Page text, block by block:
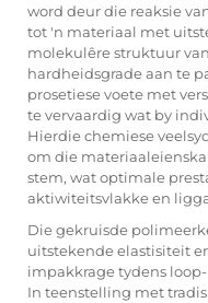
word deur die reaksie
tot 'n materiaal met
molekulêre struktuur
hardheidsgrade aan te
prosetiese voete met
te vervaardig wat by
Hierdie chemiese
om die
stem, wat optimale
aktiwiteitsvlakke en
Die gekruisde
uitstekende elastisiteit
impakkrage tydens
In teenstelling met